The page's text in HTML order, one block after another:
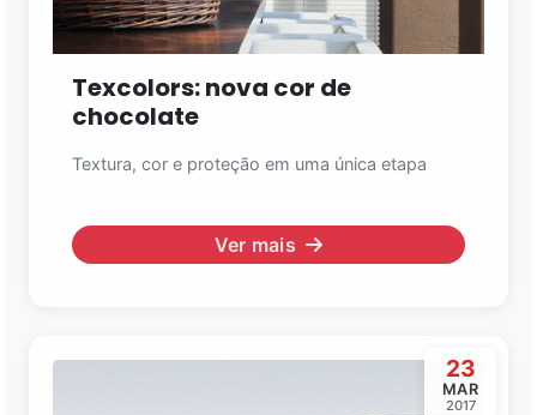
Texcolors: nova cor de
chocolate
Textura, cor e proteção em uma única etapa
Ver mais
23
MAR
2017